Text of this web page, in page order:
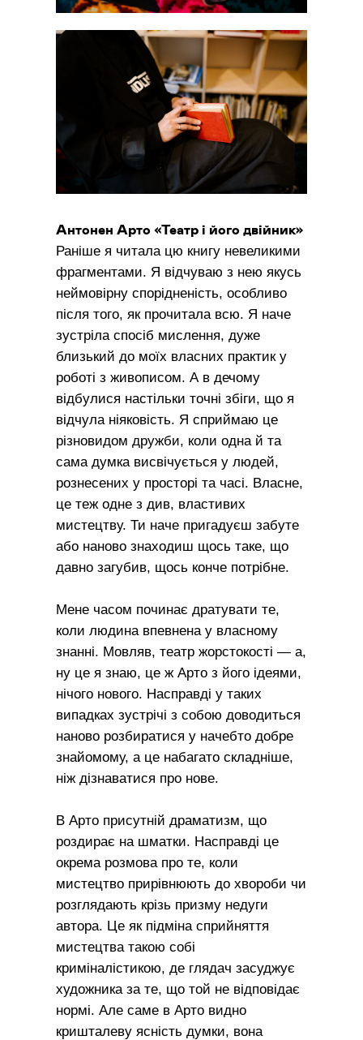
Антонен Арто «Театр і його двійник»
Раніше я читала цю книгу невеликими
фрагментами. Я відчуваю з нею якусь
неймовірну спорідненість, особливо
після того, як прочитала всю. Я наче
зустріла спосіб мислення, дуже
близький до моїх власних практик у
роботі з живописом. А в дечому
відбулися настільки точні збіги, що я
відчула ніяковість. Я сприймаю це
різновидом дружби, коли одна й та
сама думка висвічується у людей,
рознесених у просторі та часі. Власне,
це теж одне з див, властивих
мистецтву. Ти наче пригадуєш забуте
або наново знаходиш щось таке, що
давно загубив, щось конче потрібне.
Мене часом починає дратувати те,
коли людина впевнена у власному
знанні. Мовляв, театр жорстокості — а,
ну це я знаю, це ж Арто з його ідеями,
нічого нового. Насправді у таких
випадках зустрічі з собою доводиться
наново розбиратися у начебто добре
знайомому, а це набагато складніше,
ніж дізнаватися про нове.
В Арто присутній драматизм, що
роздирає на шматки. Насправді це
окрема розмова про те, коли
мистецтво прирівнюють до хвороби чи
розглядають крізь призму недуги
автора. Це як підміна сприйняття
мистецтва такою собі
криміналістикою, де глядач засуджує
художника за те, що той не відповідає
нормі. Але саме в Арто видно
кришталеву ясність думки, вона